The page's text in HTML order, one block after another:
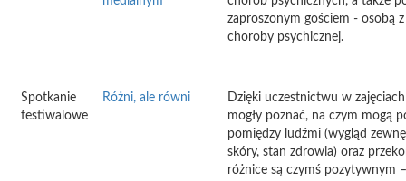
zaproszonym gościem - osobą
choroby psychicznej.
Spotkanie
festiwalowe
Różni, ale równi
Dzięki uczestnictwu w
mogły poznać, na czym mogą
pomiędzy ludźmi (wygląd
skóry, stan zdrowia) oraz
różnice są czymś pozytywnym